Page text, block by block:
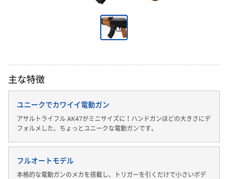
主な特徴
ユニークでカワイイ電動ガン
アサルトライフル AK47がミニサイズに！ハンドガンほどの大きさにデ
フォルメした、ちょっとユニークな電動ガンです。
フルオートモデル
本格的な電動ガンのメカを搭載し、トリガーを引くだけで小さいボデ